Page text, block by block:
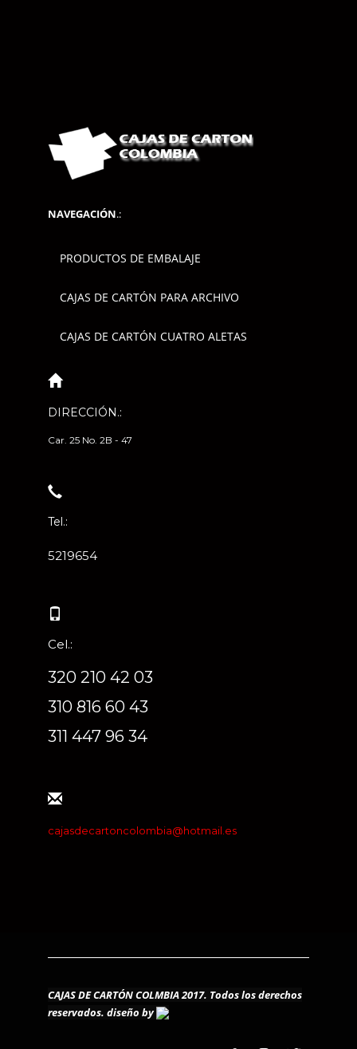
NAVEGACIÓN.:
PRODUCTOS DE EMBALAJE
CAJAS DE CARTÓN PARA ARCHIVO
CAJAS DE CARTÓN CUATRO ALETAS
DIRECCIÓN.:
Car. 25 No. 2B - 47
Tel.:
5219654
Cel.:
320 210 42 03
310 816 60 43
311 447 96 34
cajasdecartoncolombia@hotmail.es
CAJAS DE CARTÓN COLMBIA 2017. Todos los derechos
reservados. diseño by